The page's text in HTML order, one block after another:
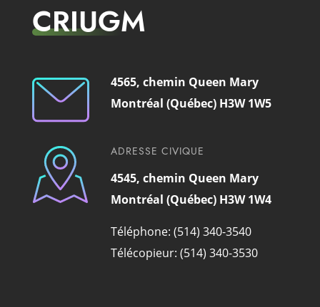
CRIUGM
4565, chemin Queen Mary
Montréal (Québec) H3W 1W5
ADRESSE CIVIQUE
4545, chemin Queen Mary
Montréal (Québec) H3W 1W4
Téléphone: (514) 340-3540
Télécopieur: (514) 340-3530